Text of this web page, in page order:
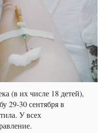
(в их числе 18 детей),
29-30 сентября в
У всех